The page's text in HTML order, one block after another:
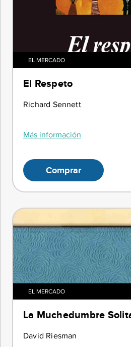
EL MERCADO
El Respeto
Richard Sennett
Más información
Comprar
EL MERCADO
La Muchedumbre
David Riesman